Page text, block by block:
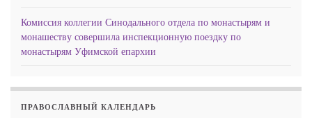
Комиссия коллегии Синодального отдела по монастырям и
монашеству совершила инспекционную поездку по
монастырям Уфимской епархии
ПРАВОСЛАВНЫЙ КАЛЕНДАРЬ